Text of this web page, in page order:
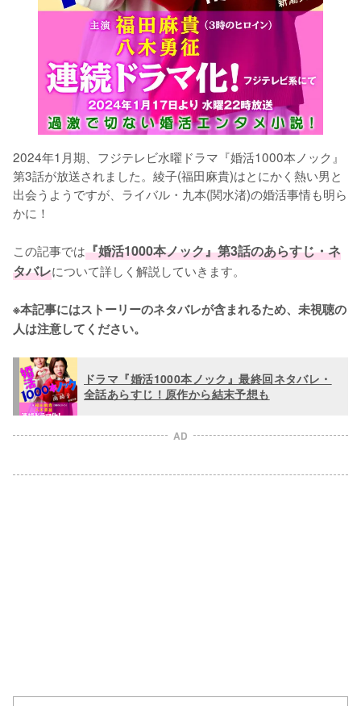
2024年1月期、フジテレビ水曜ドラマ『婚活1000本ノック』
第3話が放送されました。綾子(福田麻貴)はとにかく熱い男と
出会うようですが、ライバル・九本(関水渚)の婚活事情も明ら
かに！
この記事では『婚活1000本ノック』第3話のあらすじ・ネ
タバレについて詳しく解説していきます。
※本記事にはストーリーのネタバレが含まれるため、未視聴の
人は注意してください。
ドラマ『婚活1000本ノック』最終回ネタバレ・
全話あらすじ！原作から結末予想も
AD